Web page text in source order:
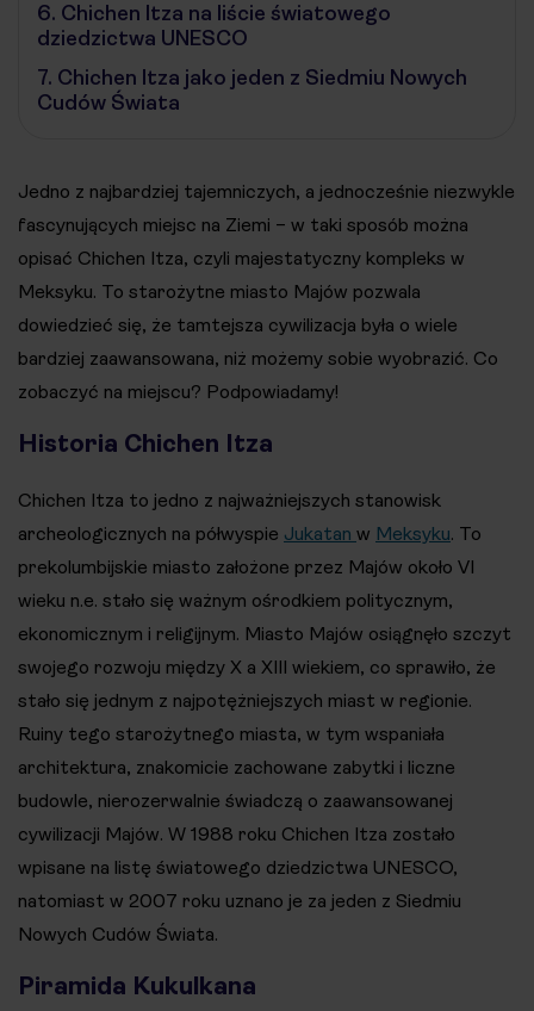
6. Chichen Itza na liście światowego
dziedzictwa UNESCO
7. Chichen Itza jako jeden z Siedmiu Nowych
Cudów Świata
Jedno z najbardziej tajemniczych, a jednocześnie niezwykle
fascynujących miejsc na Ziemi – w taki sposób można
opisać Chichen Itza, czyli majestatyczny kompleks w
Meksyku. To starożytne miasto Majów pozwala
dowiedzieć się, że tamtejsza cywilizacja była o wiele
bardziej zaawansowana, niż możemy sobie wyobrazić. Co
zobaczyć na miejscu? Podpowiadamy!
Historia Chichen Itza
Chichen Itza to jedno z najważniejszych stanowisk
archeologicznych na półwyspie Jukatan w Meksyku. To
prekolumbijskie miasto założone przez Majów około VI
wieku n.e. stało się ważnym ośrodkiem politycznym,
ekonomicznym i religijnym. Miasto Majów osiągnęło szczyt
swojego rozwoju między X a XIII wiekiem, co sprawiło, że
stało się jednym z najpotężniejszych miast w regionie.
Ruiny tego starożytnego miasta, w tym wspaniała
architektura, znakomicie zachowane zabytki i liczne
budowle, nierozerwalnie świadczą o zaawansowanej
cywilizacji Majów​. W 1988 roku Chichen Itza zostało
wpisane na listę światowego dziedzictwa UNESCO,
natomiast w 2007 roku uznano je za jeden z Siedmiu
Nowych Cudów Świata.
Piramida Kukulkana